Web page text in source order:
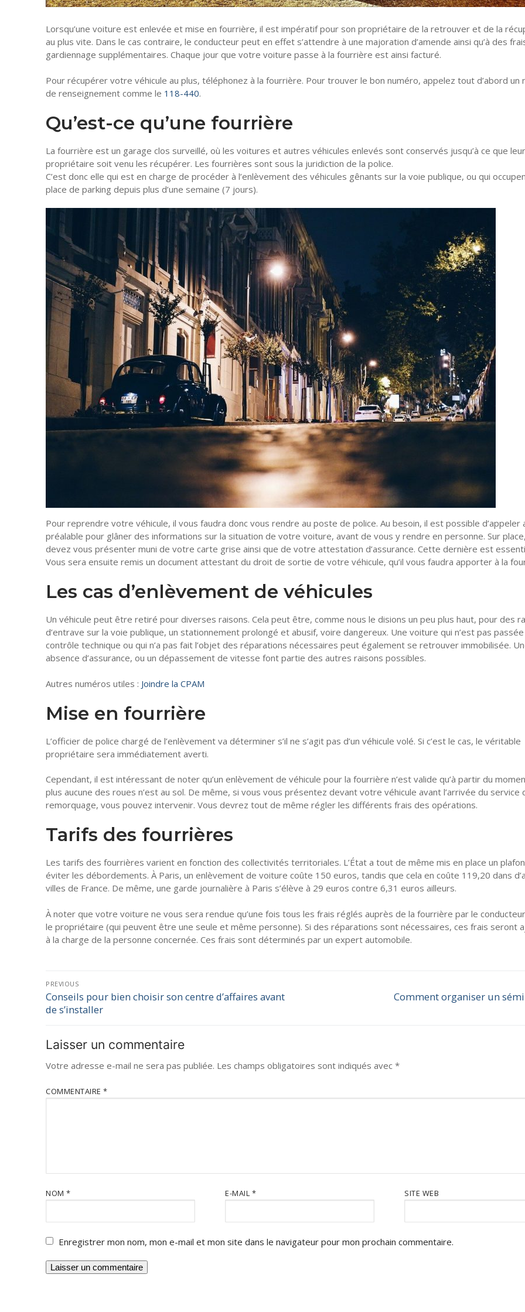
Lorsqu’une voiture est enlevée et mise en fourrière, il est impératif pour son propriétaire de la retrouver et de la
au plus vite. Dans le cas contraire, le conducteur peut en effet s’attendre à une majoration d’amende ainsi qu’à des
gardiennage supplémentaires. Chaque jour que votre voiture passe à la fourrière est ainsi facturé.
Pour récupérer votre véhicule au plus, téléphonez à la fourrière. Pour trouver le bon numéro, appelez tout d’abord un
de renseignement comme le 118-440.
Qu’est-ce qu’une fourrière
La fourrière est un garage clos surveillé, où les voitures et autres véhicules enlevés sont conservés jusqu’à ce que leur
propriétaire soit venu les récupérer. Les fourrières sont sous la juridiction de la police.
C’est donc elle qui est en charge de procéder à l’enlèvement des véhicules gênants sur la voie publique, ou qui
place de parking depuis plus d’une semaine (7 jours).
Pour reprendre votre véhicule, il vous faudra donc vous rendre au poste de police. Au besoin, il est possible d’appeler
préalable pour glâner des informations sur la situation de votre voiture, avant de vous y rendre en personne. Sur
devez vous présenter muni de votre carte grise ainsi que de votre attestation d’assurance. Cette dernière est
Vous sera ensuite remis un document attestant du droit de sortie de votre véhicule, qu’il vous faudra apporter à la
Les cas d’enlèvement de véhicules
Un véhicule peut être retiré pour diverses raisons. Cela peut être, comme nous le disions un peu plus haut, pour des
d’entrave sur la voie publique, un stationnement prolongé et abusif, voire dangereux. Une voiture qui n’est pas
contrôle technique ou qui n’a pas fait l’objet des réparations nécessaires peut également se retrouver immobilisée.
absence d’assurance, ou un dépassement de vitesse font partie des autres raisons possibles.
Autres numéros utiles : Joindre la CPAM
Mise en fourrière
L’officier de police chargé de l’enlèvement va déterminer s’il ne s’agit pas d’un véhicule volé. Si c’est le cas, le véritable
propriétaire sera immédiatement averti.
Cependant, il est intéressant de noter qu’un enlèvement de véhicule pour la fourrière n’est valide qu’à partir du
plus aucune des roues n’est au sol. De même, si vous vous présentez devant votre véhicule avant l’arrivée du service
remorquage, vous pouvez intervenir. Vous devrez tout de même régler les différents frais des opérations.
Tarifs des fourrières
Les tarifs des fourrières varient en fonction des collectivités territoriales. L’État a tout de même mis en place un
éviter les débordements. À Paris, un enlèvement de voiture coûte 150 euros, tandis que cela en coûte 119,20 dans
villes de France. De même, une garde journalière à Paris s’élève à 29 euros contre 6,31 euros ailleurs.
À noter que votre voiture ne vous sera rendue qu’une fois tous les frais réglés auprès de la fourrière par le
le propriétaire (qui peuvent être une seule et même personne). Si des réparations sont nécessaires, ces frais seront
à la charge de la personne concernée. Ces frais sont déterminés par un expert automobile.
PREVIOUS
Conseils pour bien choisir son centre d’affaires avant
de s’installer
Comment organiser un
Laisser un commentaire
Votre adresse e-mail ne sera pas publiée. Les champs obligatoires sont indiqués avec *
COMMENTAIRE *
NOM * E-MAIL * SITE WEB
Enregistrer mon nom, mon e-mail et mon site dans le navigateur pour mon prochain commentaire.